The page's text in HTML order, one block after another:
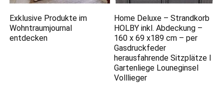
Exklusive Produkte im
Wohntraumjournal
entdecken
Home Deluxe – Strandkorb
HOLBY inkl. Abdeckung –
160 x 69 x189 cm – per
Gasdruckfeder
herausfahrende Sitzplätze I
Gartenliege Louneginsel
Volllieger